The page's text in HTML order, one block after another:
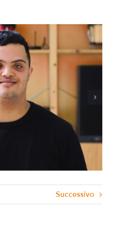
per persone
con disabilità
Successivo